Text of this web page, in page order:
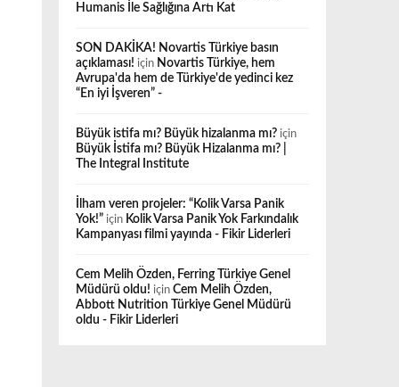
Humanis İle Sağlığına Artı Kat
SON DAKİKA! Novartis Türkiye basın
açıklaması! için Novartis Türkiye, hem
Avrupa'da hem de Türkiye'de yedinci kez
“En iyi İşveren” -
Büyük istifa mı? Büyük hizalanma mı?için
Büyük İstifa mı? Büyük Hizalanma mı? |
The Integral Institute
İlham veren projeler: “Kolik Varsa Panik
Yok!”için Kolik Varsa Panik Yok Farkındalık
Kampanyası filmi yayında - Fikir Liderleri
Cem Melih Özden, Ferring Türkiye Genel
Müdürü oldu! için Cem Melih Özden,
Abbott Nutrition Türkiye Genel Müdürü
oldu - Fikir Liderleri